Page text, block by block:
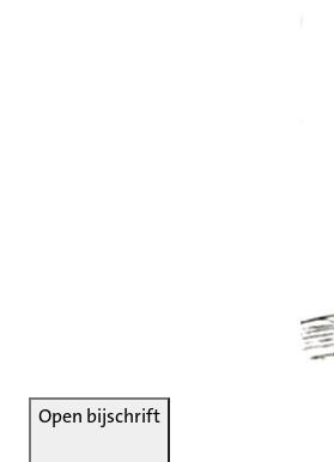
Open bijschrift